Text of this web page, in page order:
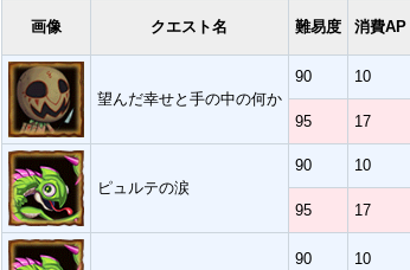
画像 クエスト名 難易度 消費AP
望んだ幸せと手の中の何か
90 10
95 17
ピュルテの涙
90 10
95 17
90 10